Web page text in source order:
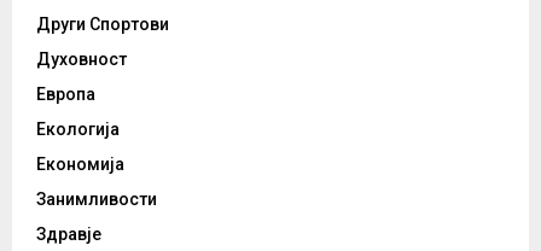
Други Спортови
Духовност
Европа
Екологија
Економија
Занимливости
Здравје